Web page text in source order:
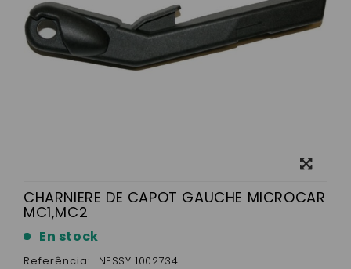
CHARNIERE DE CAPOT GAUCHE MICROCAR
MC1,MC2
En stock
Referência: NESSY 1002734